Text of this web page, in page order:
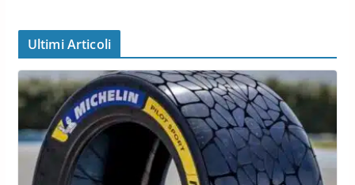
Ultimi Articoli